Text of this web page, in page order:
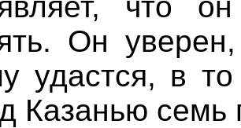
Он
удастся, в
Казанью семь